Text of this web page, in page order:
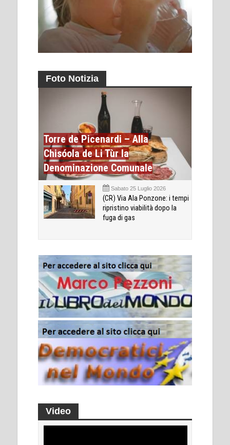
Foto Notizia
Torre de Picenardi – Alla
Chisóola de Li Tùr la
Denominazione Comunale
Sabato 25 Luglio 2026
(CR) Via Ala Ponzone: i tempi
ripristino viabilità dopo la
fuga di gas
Video